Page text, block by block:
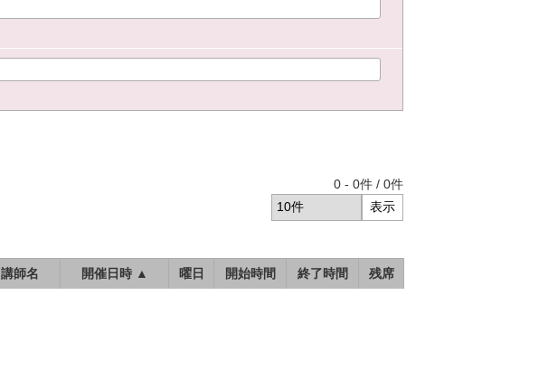
0 - 0件 / 0件
講師名 開催日時 ▲ 曜日 開始時間 終了時間 残席